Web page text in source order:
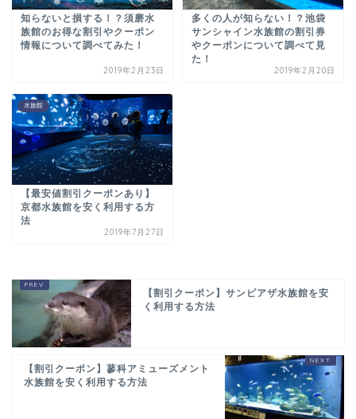
知らないと損する！？須磨水
族館のお得な割引やクーポン
情報について調べてみた！
2019年2月23日
多くの人が知らない！？池袋
サンシャイン水族館の割引券
やクーポンについて調べて見
た！
2019年2月20日
水族館
【最安値割引クーポンあり】
京都水族館を安く利用する方
法
2019年7月27日
【割引クーポン】サンピアザ水族館を安
く利用する方法
【割引クーポン】蓼科アミューズメント
水族館を安く利用する方法